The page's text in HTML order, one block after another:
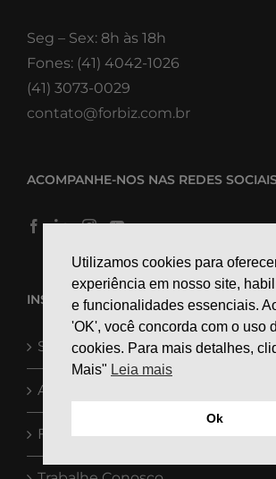
Seg – Sex: 8h às 18h
Fones: (41) 4042-1026
(41) 3073-0029
contato@forbiz.com.br
ACOMPANHE-NOS NAS REDES
INSTITUCIONAL
Suporte
A Forbiz
Forbiz News
Utilizamos cookies para
experiência em nosso site,
e funcionalidades essenciais.
'OK', você concorda com o uso
cookies. Para mais detalhes,
Mais" Leia mais
Ok